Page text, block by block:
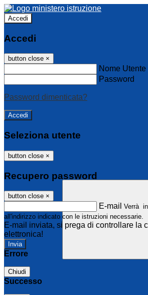
Accedi
Accedi
button close ×
Nome Utente
Password
Password dimenticata?
Seleziona utente
button close ×
Recupero password
button close ×
E-mail Verrà
all'indirizzo indicato con le istruzioni necessarie.
E-mail inviata, si prega di controllare la
elettronica!
Errore
Chiudi
Successo